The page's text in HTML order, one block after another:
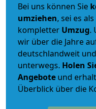
Bei uns können Sie
umziehen, sei es als
kompletter Umzug.
wir über die Jahre
deutschlandweit
unterwegs. Holen
Angebote und
Überblick über die